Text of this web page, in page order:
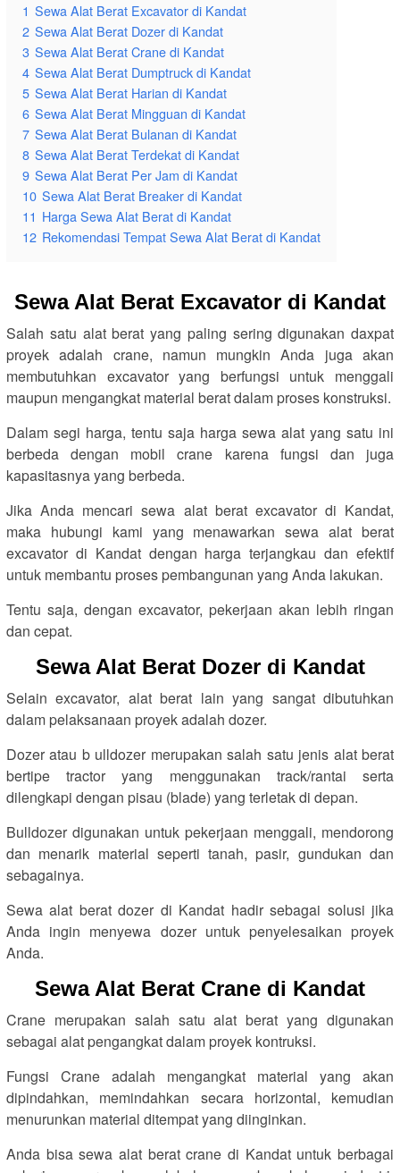
1 Sewa Alat Berat Excavator di Kandat
2 Sewa Alat Berat Dozer di Kandat
3 Sewa Alat Berat Crane di Kandat
4 Sewa Alat Berat Dumptruck di Kandat
5 Sewa Alat Berat Harian di Kandat
6 Sewa Alat Berat Mingguan di Kandat
7 Sewa Alat Berat Bulanan di Kandat
8 Sewa Alat Berat Terdekat di Kandat
9 Sewa Alat Berat Per Jam di Kandat
10 Sewa Alat Berat Breaker di Kandat
11 Harga Sewa Alat Berat di Kandat
12 Rekomendasi Tempat Sewa Alat Berat di Kandat
Sewa Alat Berat Excavator di Kandat
Salah satu alat berat yang paling sering digunakan daxpat
proyek adalah crane, namun mungkin Anda juga akan
membutuhkan excavator yang berfungsi untuk menggali
maupun mengangkat material berat dalam proses konstruksi.
Dalam segi harga, tentu saja harga sewa alat yang satu ini
berbeda dengan mobil crane karena fungsi dan juga
kapasitasnya yang berbeda.
Jika Anda mencari sewa alat berat excavator di Kandat,
maka hubungi kami yang menawarkan sewa alat berat
excavator di Kandat dengan harga terjangkau dan efektif
untuk membantu proses pembangunan yang Anda lakukan.
Tentu saja, dengan excavator, pekerjaan akan lebih ringan
dan cepat.
Sewa Alat Berat Dozer di Kandat
Selain excavator, alat berat lain yang sangat dibutuhkan
dalam pelaksanaan proyek adalah dozer.
Dozer atau b ulldozer merupakan salah satu jenis alat berat
bertipe tractor yang menggunakan track/rantai serta
dilengkapi dengan pisau (blade) yang terletak di depan.
Bulldozer digunakan untuk pekerjaan menggali, mendorong
dan menarik material seperti tanah, pasir, gundukan dan
sebagainya.
Sewa alat berat dozer di Kandat hadir sebagai solusi jika
Anda ingin menyewa dozer untuk penyelesaikan proyek
Anda.
Sewa Alat Berat Crane di Kandat
Crane merupakan salah satu alat berat yang digunakan
sebagai alat pengangkat dalam proyek kontruksi.
Fungsi Crane adalah mengangkat material yang akan
dipindahkan, memindahkan secara horizontal, kemudian
menurunkan material ditempat yang diinginkan.
Anda bisa sewa alat berat crane di Kandat untuk berbagai